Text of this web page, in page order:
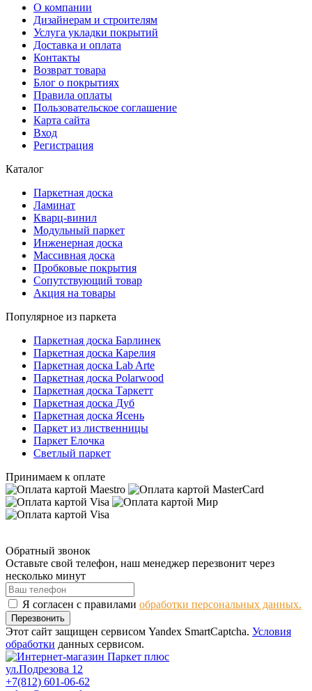
О компании
Дизайнерам и строителям
Услуга укладки покрытий
Доставка и оплата
Контакты
Возврат товара
Блог о покрытиях
Правила оплаты
Пользовательское соглашение
Карта сайта
Вход
Регистрация
Каталог
Паркетная доска
Ламинат
Кварц-винил
Модульный паркет
Инженерная доска
Массивная доска
Пробковые покрытия
Сопутствующий товар
Акция на товары
Популярное из паркета
Паркетная доска Барлинек
Паркетная доска Карелия
Паркетная доска Lab Arte
Паркетная доска Polarwood
Паркетная доска Таркетт
Паркетная доска Дуб
Паркетная доска Ясень
Паркет из лиственницы
Паркет Елочка
Светлый паркет
Принимаем к оплате
Обратный звонок
Оставьте свой телефон, наш менеджер перезвонит через
несколько минут
Я согласен с правилами обработки персональных данных.
Перезвонить
Этот сайт защищен сервисом Yandex SmartCaptcha. Условия
обработки данных сервисом.
ул.Подрезова 12
+7(812) 601-06-62